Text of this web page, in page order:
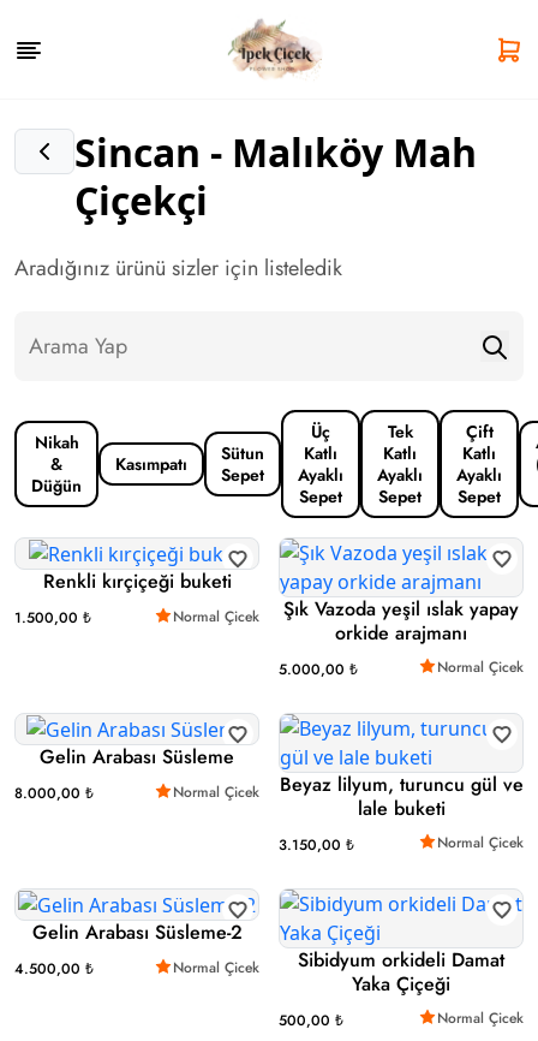
Sincan - Malıköy Mah
Çiçekçi
Aradığınız ürünü sizler için listeledik
Nikah
&
Düğün
Kasımpatı
Sütun
Sepet
Üç
Katlı
Ayaklı
Sepet
Tek
Katlı
Ayaklı
Sepet
Çift
Katlı
Ayaklı
Sepet
Renkli kırçiçeği buketi
1.500,00 ₺ Normal Çicek
Şık Vazoda yeşil ıslak yapay
orkide arajmanı
5.000,00 ₺ Normal Çicek
Gelin Arabası Süsleme
8.000,00 ₺ Normal Çicek
Beyaz lilyum, turuncu gül ve
lale buketi
3.150,00 ₺ Normal Çicek
Gelin Arabası Süsleme-2
4.500,00 ₺ Normal Çicek
Sibidyum orkideli Damat
Yaka Çiçeği
500,00 ₺ Normal Çicek